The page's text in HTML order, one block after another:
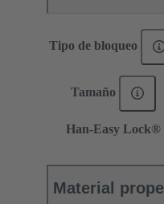
Tipo de bloqueo
Tamaño
Han-Easy Lock®
Material